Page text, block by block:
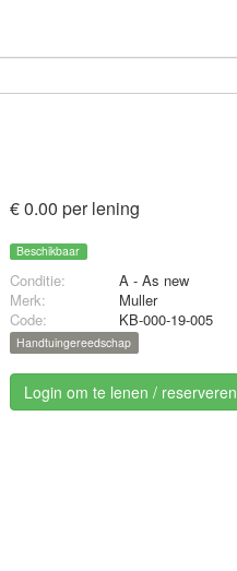
€ 0.00 per lening
Beschikbaar
Conditie:
A - As new
Merk:
Muller
Code:
KB-000-19-005
Handtuingereedschap
Login om te lenen / reserveren